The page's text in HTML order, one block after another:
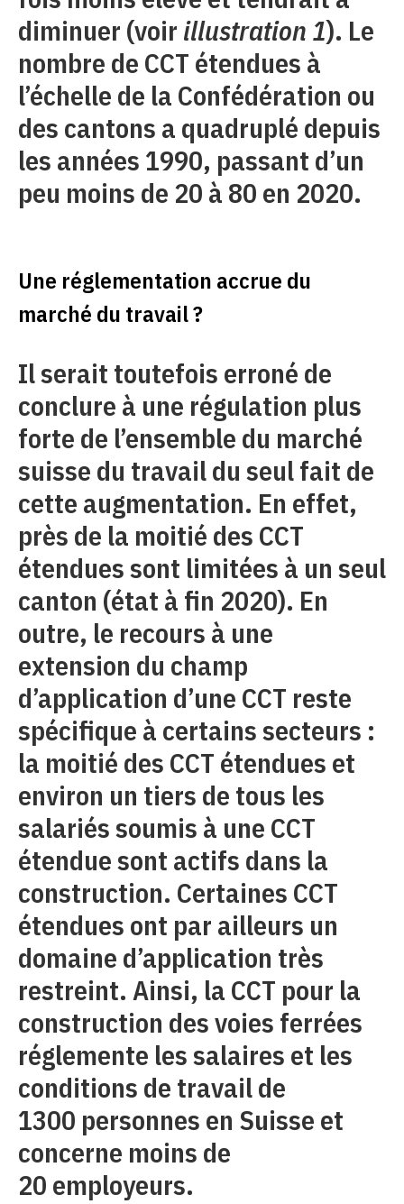
diminuer (voir illustration 1). Le
nombre de CCT étendues à
l’échelle de la Confédération ou
des cantons a quadruplé depuis
les années 1990, passant d’un
peu moins de 20 à 80 en 2020.
Une réglementation accrue du
marché du travail ?
Il serait toutefois erroné de
conclure à une régulation plus
forte de l’ensemble du marché
suisse du travail du seul fait de
cette augmentation. En effet,
près de la moitié des CCT
étendues sont limitées à un seul
canton (état à fin 2020). En
outre, le recours à une
extension du champ
d’application d’une CCT reste
spécifique à certains secteurs :
la moitié des CCT étendues et
environ un tiers de tous les
salariés soumis à une CCT
étendue sont actifs dans la
construction. Certaines CCT
étendues ont par ailleurs un
domaine d’application très
restreint. Ainsi, la CCT pour la
construction des voies ferrées
réglemente les salaires et les
conditions de travail de
1300 personnes en Suisse et
concerne moins de
20 employeurs.